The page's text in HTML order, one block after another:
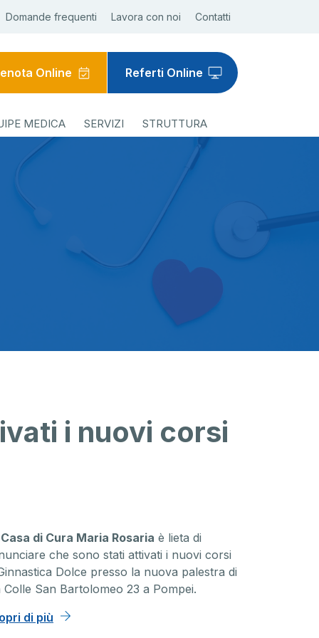
Domande frequenti Lavora con noi Contatti
Online Referti Online
MEDICA SERVIZI STRUTTURA
i nuovi corsi
Casa di Cura Maria Rosaria è lieta di
che sono stati attivati i nuovi corsi
Dolce presso la nuova palestra di
Colle San Bartolomeo 23 a Pompei.
di più